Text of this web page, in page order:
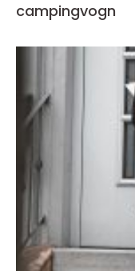
campingvogn